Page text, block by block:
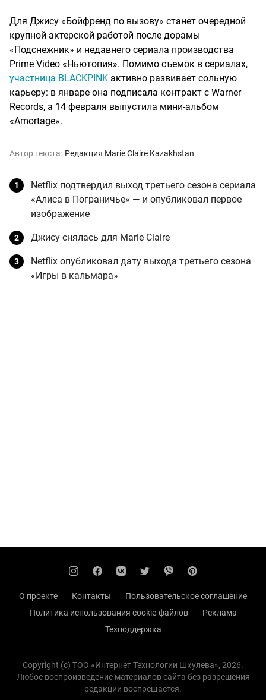
Для Джису «Бойфренд по вызову» станет очередной
крупной актерской работой после дорамы
«Подснежник» и недавнего сериала производства
Prime Video «Ньютопия». Помимо съемок в сериалах,
участница BLACKPINK активно развивает сольную
карьеру: в январе она подписала контракт с Warner
Records, а 14 февраля выпустила мини-альбом
«Amortage».
Автор текста: Редакция Marie Claire Kazakhstan
Netflix подтвердил выход третьего сезона сериала
«Алиса в Пограничье» — и опубликовал первое
изображение
Джису снялась для Marie Claire
Netflix опубликовал дату выхода третьего сезона
«Игры в кальмара»
О проекте Контакты
Пользовательское соглашение
Политика использования cookie-файлов
Реклама
Техподдержка
Copyright (с) TOO «Интернет Технологии Шкулева», 2026.
Любое воспроизведение материалов сайта без разрешения
редакции воспрещается.